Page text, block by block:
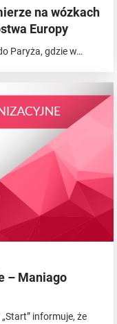
na wózkach
Europy
Paryża, gdzie w…
– Maniago
informuje, że